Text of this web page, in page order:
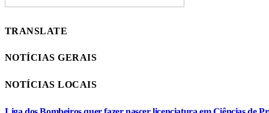
TRANSLATE
NOTÍCIAS GERAIS
NOTÍCIAS LOCAIS